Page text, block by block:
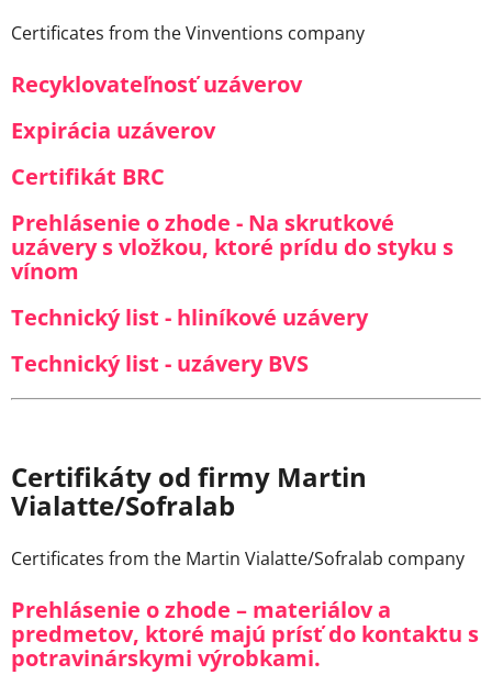
Certificates from the Vinventions company
Recyklovateľnosť uzáverov
Expirácia uzáverov
Certifikát BRC
Prehlásenie o zhode - Na skrutkové
uzávery s vložkou, ktoré prídu do styku s
vínom
Technický list - hliníkové uzávery
Technický list - uzávery BVS
Certifikáty od firmy Martin
Vialatte/Sofralab
Certificates from the Martin Vialatte/Sofralab company
Prehlásenie o zhode – materiálov a
predmetov, ktoré majú prísť do kontaktu s
potravinárskymi výrobkami.